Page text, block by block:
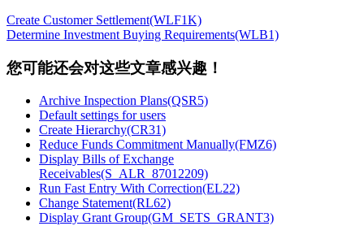
Create Customer Settlement(WLF1K)
Determine Investment Buying Requirements(WLB1)
您可能还会对这些文章感兴趣！
Archive Inspection Plans(QSR5)
Default settings for users
Create Hierarchy(CR31)
Reduce Funds Commitment Manually(FMZ6)
Display Bills of Exchange
Receivables(S_ALR_87012209)
Run Fast Entry With Correction(EL22)
Change Statement(RL62)
Display Grant Group(GM_SETS_GRANT3)